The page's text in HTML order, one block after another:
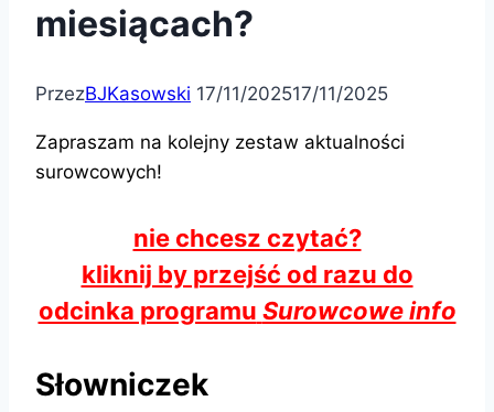
miesiącach?
PrzezBJKasowski 17/11/202517/11/2025
Zapraszam na kolejny zestaw aktualności
surowcowych!
nie chcesz czytać?
kliknij by przejść od razu do
odcinka programu Surowcowe info
Słowniczek